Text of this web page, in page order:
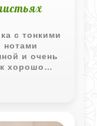
с тонкими
нотами
и очень
хорошо